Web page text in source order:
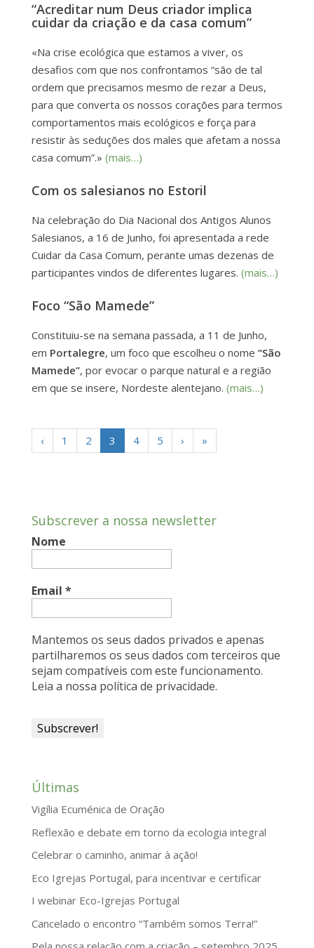
“Acreditar num Deus criador implica
cuidar da criação e da casa comum”
«Na crise ecológica que estamos a viver, os
desafios com que nos confrontamos “são de tal
ordem que precisamos mesmo de rezar a Deus,
para que converta os nossos corações para termos
comportamentos mais ecológicos e força para
resistir às seduções dos males que afetam a nossa
casa comum”.» (mais…)
Com os salesianos no Estoril
Na celebração do Dia Nacional dos Antigos Alunos
Salesianos, a 16 de Junho, foi apresentada a rede
Cuidar da Casa Comum, perante umas dezenas de
participantes vindos de diferentes lugares. (mais…)
Foco “São Mamede”
Constituiu-se na semana passada, a 11 de Junho,
em Portalegre, um foco que escolheu o nome “São
Mamede”, por evocar o parque natural e a região
em que se insere, Nordeste alentejano. (mais…)
‹ 1 2 3 4 5 › »
Subscrever a nossa newsletter
Nome
Email *
Mantemos os seus dados privados e apenas
partilharemos os seus dados com terceiros que
sejam compatíveis com este funcionamento.
Leia a nossa política de privacidade.
Últimas
Vigília Ecuménica de Oração
Reflexão e debate em torno da ecologia integral
Celebrar o caminho, animar à ação!
Eco Igrejas Portugal, para incentivar e certificar
I webinar Eco-Igrejas Portugal
Cancelado o encontro “Também somos Terra!”